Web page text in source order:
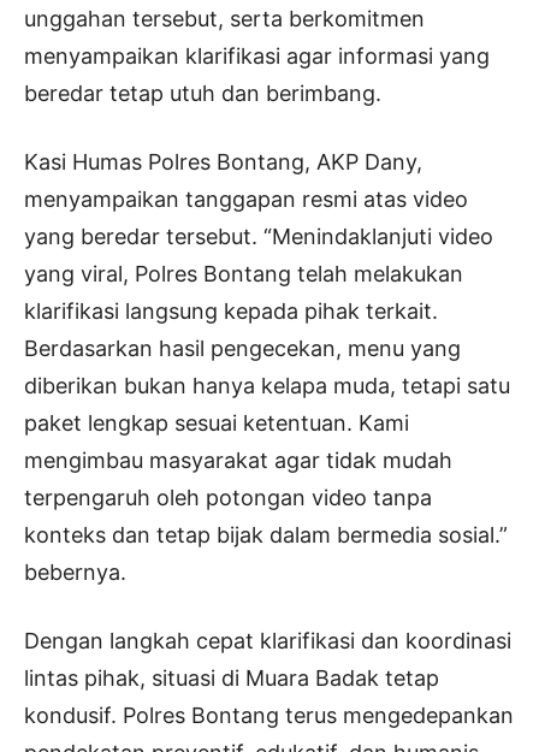
unggahan tersebut, serta berkomitmen
menyampaikan klarifikasi agar informasi yang
beredar tetap utuh dan berimbang.
Kasi Humas Polres Bontang, AKP Dany,
menyampaikan tanggapan resmi atas video
yang beredar tersebut. “Menindaklanjuti video
yang viral, Polres Bontang telah melakukan
klarifikasi langsung kepada pihak terkait.
Berdasarkan hasil pengecekan, menu yang
diberikan bukan hanya kelapa muda, tetapi satu
paket lengkap sesuai ketentuan. Kami
mengimbau masyarakat agar tidak mudah
terpengaruh oleh potongan video tanpa
konteks dan tetap bijak dalam bermedia sosial.”
bebernya.
Dengan langkah cepat klarifikasi dan koordinasi
lintas pihak, situasi di Muara Badak tetap
kondusif. Polres Bontang terus mengedepankan